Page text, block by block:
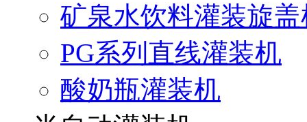
矿泉水饮料灌装旋盖
PG系列直线灌装机
酸奶瓶灌装机